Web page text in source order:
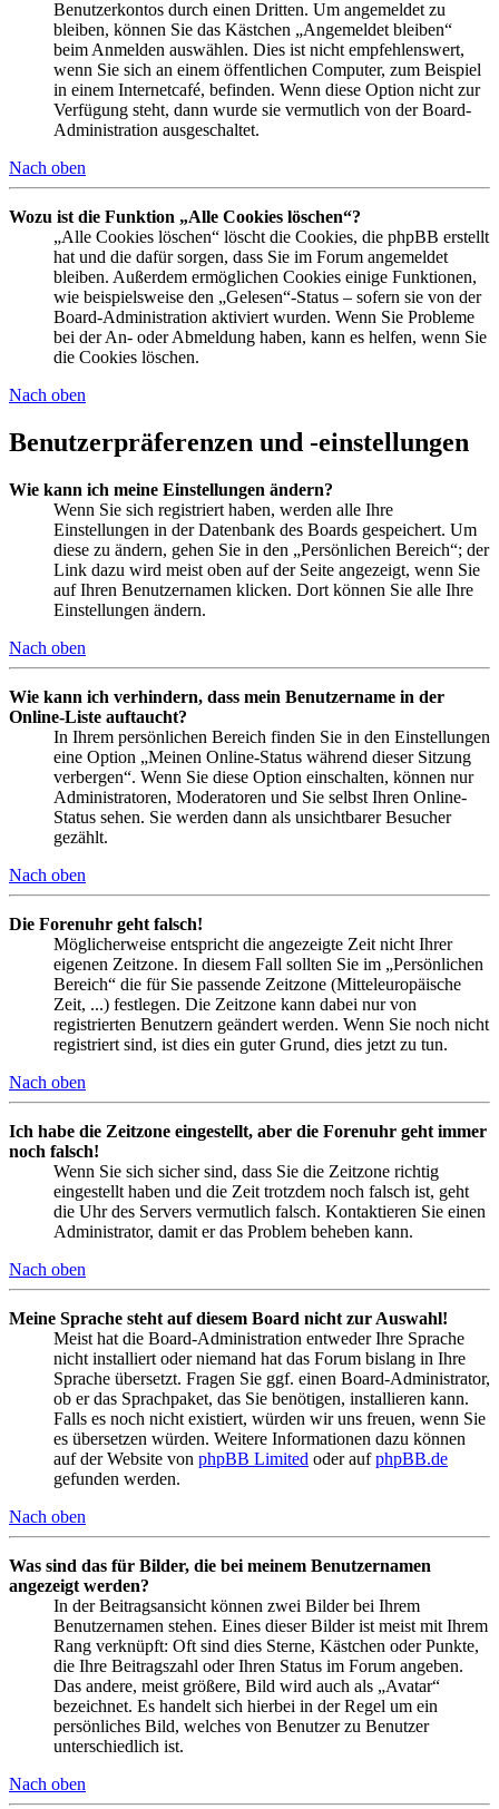
Benutzerkontos durch einen Dritten. Um angemeldet zu
bleiben, können Sie das Kästchen „Angemeldet bleiben“
beim Anmelden auswählen. Dies ist nicht empfehlenswert,
wenn Sie sich an einem öffentlichen Computer, zum Beispiel
in einem Internetcafé, befinden. Wenn diese Option nicht zur
Verfügung steht, dann wurde sie vermutlich von der Board-
Administration ausgeschaltet.
Nach oben
Wozu ist die Funktion „Alle Cookies löschen“?
„Alle Cookies löschen“ löscht die Cookies, die phpBB erstellt
hat und die dafür sorgen, dass Sie im Forum angemeldet
bleiben. Außerdem ermöglichen Cookies einige Funktionen,
wie beispielsweise den „Gelesen“-Status – sofern sie von der
Board-Administration aktiviert wurden. Wenn Sie Probleme
bei der An- oder Abmeldung haben, kann es helfen, wenn Sie
die Cookies löschen.
Nach oben
Benutzerpräferenzen und -einstellungen
Wie kann ich meine Einstellungen ändern?
Wenn Sie sich registriert haben, werden alle Ihre
Einstellungen in der Datenbank des Boards gespeichert. Um
diese zu ändern, gehen Sie in den „Persönlichen Bereich“; der
Link dazu wird meist oben auf der Seite angezeigt, wenn Sie
auf Ihren Benutzernamen klicken. Dort können Sie alle Ihre
Einstellungen ändern.
Nach oben
Wie kann ich verhindern, dass mein Benutzername in der
Online-Liste auftaucht?
In Ihrem persönlichen Bereich finden Sie in den Einstellungen
eine Option „Meinen Online-Status während dieser Sitzung
verbergen“. Wenn Sie diese Option einschalten, können nur
Administratoren, Moderatoren und Sie selbst Ihren Online-
Status sehen. Sie werden dann als unsichtbarer Besucher
gezählt.
Nach oben
Die Forenuhr geht falsch!
Möglicherweise entspricht die angezeigte Zeit nicht Ihrer
eigenen Zeitzone. In diesem Fall sollten Sie im „Persönlichen
Bereich“ die für Sie passende Zeitzone (Mitteleuropäische
Zeit, ...) festlegen. Die Zeitzone kann dabei nur von
registrierten Benutzern geändert werden. Wenn Sie noch nicht
registriert sind, ist dies ein guter Grund, dies jetzt zu tun.
Nach oben
Ich habe die Zeitzone eingestellt, aber die Forenuhr geht immer
noch falsch!
Wenn Sie sich sicher sind, dass Sie die Zeitzone richtig
eingestellt haben und die Zeit trotzdem noch falsch ist, geht
die Uhr des Servers vermutlich falsch. Kontaktieren Sie einen
Administrator, damit er das Problem beheben kann.
Nach oben
Meine Sprache steht auf diesem Board nicht zur Auswahl!
Meist hat die Board-Administration entweder Ihre Sprache
nicht installiert oder niemand hat das Forum bislang in Ihre
Sprache übersetzt. Fragen Sie ggf. einen Board-Administrator,
ob er das Sprachpaket, das Sie benötigen, installieren kann.
Falls es noch nicht existiert, würden wir uns freuen, wenn Sie
es übersetzen würden. Weitere Informationen dazu können
auf der Website von phpBB Limited oder aufphpBB.de
gefunden werden.
Nach oben
Was sind das für Bilder, die bei meinem Benutzernamen
angezeigt werden?
In der Beitragsansicht können zwei Bilder bei Ihrem
Benutzernamen stehen. Eines dieser Bilder ist meist mit Ihrem
Rang verknüpft: Oft sind dies Sterne, Kästchen oder Punkte,
die Ihre Beitragszahl oder Ihren Status im Forum angeben.
Das andere, meist größere, Bild wird auch als „Avatar“
bezeichnet. Es handelt sich hierbei in der Regel um ein
persönliches Bild, welches von Benutzer zu Benutzer
unterschiedlich ist.
Nach oben